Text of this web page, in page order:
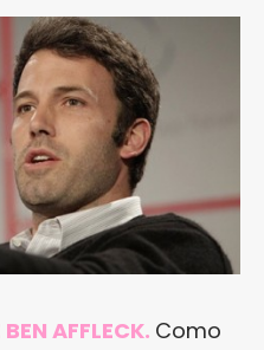
AFFLECK. Como